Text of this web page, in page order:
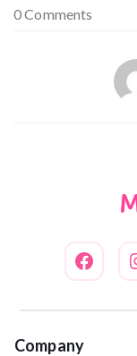
0 Comments
Company